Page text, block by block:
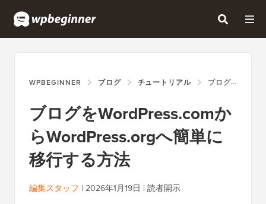
WPBEGINNER ブログ チュートリアル ブログをWORDPRESS.COMからWORDPRESS.ORGへ簡単に移行する方法
ブログをWordPress.comか
らWordPress.orgへ簡単に
移行する方法
編集スタッフ | 2026年1月19日 | 読者開示